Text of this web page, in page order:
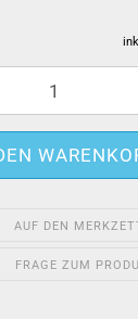
AUF DEN
FRAGE ZUM